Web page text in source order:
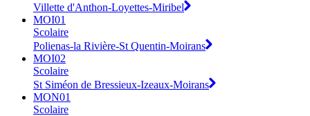
Villette d'Anthon-Loyettes-Miribel
MOI01
Scolaire
Polienas-la Rivière-St Quentin-Moirans
MOI02
Scolaire
St Siméon de Bressieux-Izeaux-Moirans
MON01
Scolaire